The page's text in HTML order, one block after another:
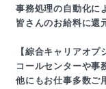
事務処理の自動化に
皆さんのお給料に還
【綜合キャリアオプ
コールセンターや事
他にもお仕事多数ご